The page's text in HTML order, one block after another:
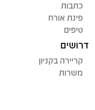
כתבות
פינת אורח
טיפים
דרושים
קריירה בקניון
משרות